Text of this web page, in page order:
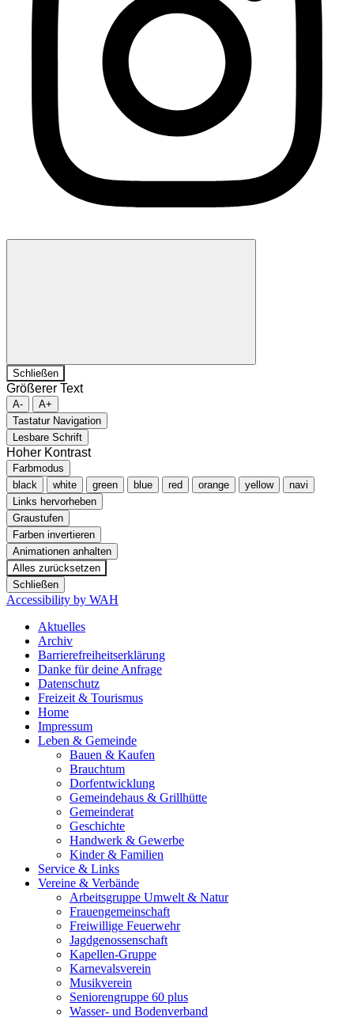
Schließen
Größerer Text
A-
A+
Tastatur Navigation
Lesbare Schrift
Hoher Kontrast
Farbmodus
black
white green blue red orange yellow
navi
Links hervorheben
Graustufen
Farben invertieren
Animationen anhalten
Alles zurücksetzen
Schließen
Accessibility by WAH
Aktuelles
Archiv
Barrierefreiheitserklärung
Danke für deine Anfrage
Datenschutz
Freizeit & Tourismus
Home
Impressum
Leben & Gemeinde
Bauen & Kaufen
Brauchtum
Dorfentwicklung
Gemeindehaus & Grillhütte
Gemeinderat
Geschichte
Handwerk & Gewerbe
Kinder & Familien
Service & Links
Vereine & Verbände
Arbeitsgruppe Umwelt & Natur
Frauengemeinschaft
Freiwillige Feuerwehr
Jagdgenossenschaft
Kapellen-Gruppe
Karnevalsverein
Musikverein
Seniorengruppe 60 plus
Wasser- und Bodenverband